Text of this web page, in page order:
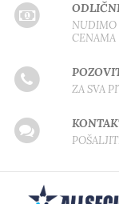
NUDIMO
CENAMA
ZA SVA